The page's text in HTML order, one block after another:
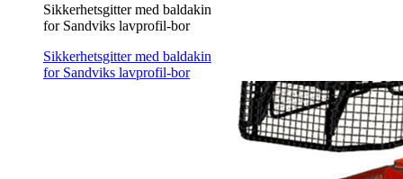
Sikkerhetsgitter med baldakin
for Sandviks lavprofil-bor
Sikkerhetsgitter med baldakin
for Sandviks lavprofil-bor